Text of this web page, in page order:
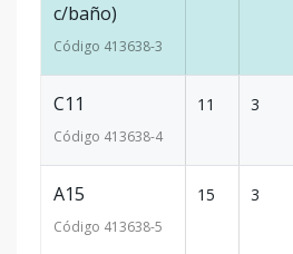
c/baño)
Código 413638-3
C11
Código 413638-4
11 3
A15
Código 413638-5
15 3